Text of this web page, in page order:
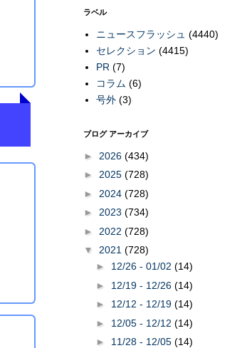
ラベル
ニュースフラッシュ (4440)
セレクション (4415)
PR (7)
コラム (6)
号外 (3)
ブログ アーカイブ
► 2026 (434)
► 2025 (728)
► 2024 (728)
► 2023 (734)
► 2022 (728)
▼ 2021 (728)
► 12/26 - 01/02 (14)
► 12/19 - 12/26 (14)
► 12/12 - 12/19 (14)
► 12/05 - 12/12 (14)
► 11/28 - 12/05 (14)